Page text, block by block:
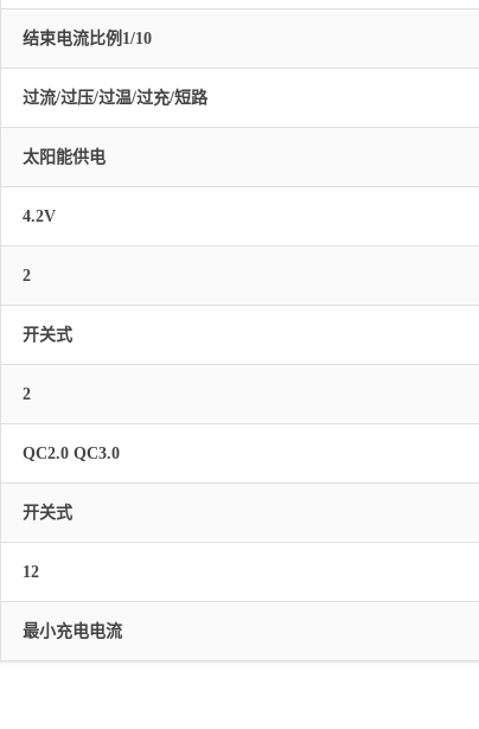
结束电流比例1/10
过流/过压/过温/过充/短路
太阳能供电
4.2V
2
开关式
2
QC2.0 QC3.0
开关式
12
最小充电电流